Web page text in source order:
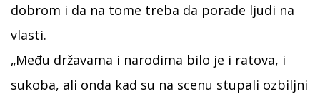
dobrom i da na tome treba da porade ljudi na
vlasti.
„Među državama i narodima bilo je i ratova, i
sukoba, ali onda kad su na scenu stupali ozbiljni